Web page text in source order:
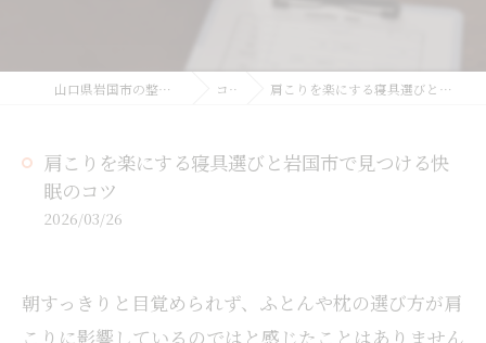
山口県岩国市の整体ならyukicoサロン コラム 肩こりを楽にする寝具選びと岩国市で見つける快眠のコツ
肩こりを楽にする寝具選びと岩国市で見つける快
眠のコツ
2026/03/26
朝すっきりと目覚められず、ふとんや枕の選び方が肩
こりに影響しているのではと感じたことはありません